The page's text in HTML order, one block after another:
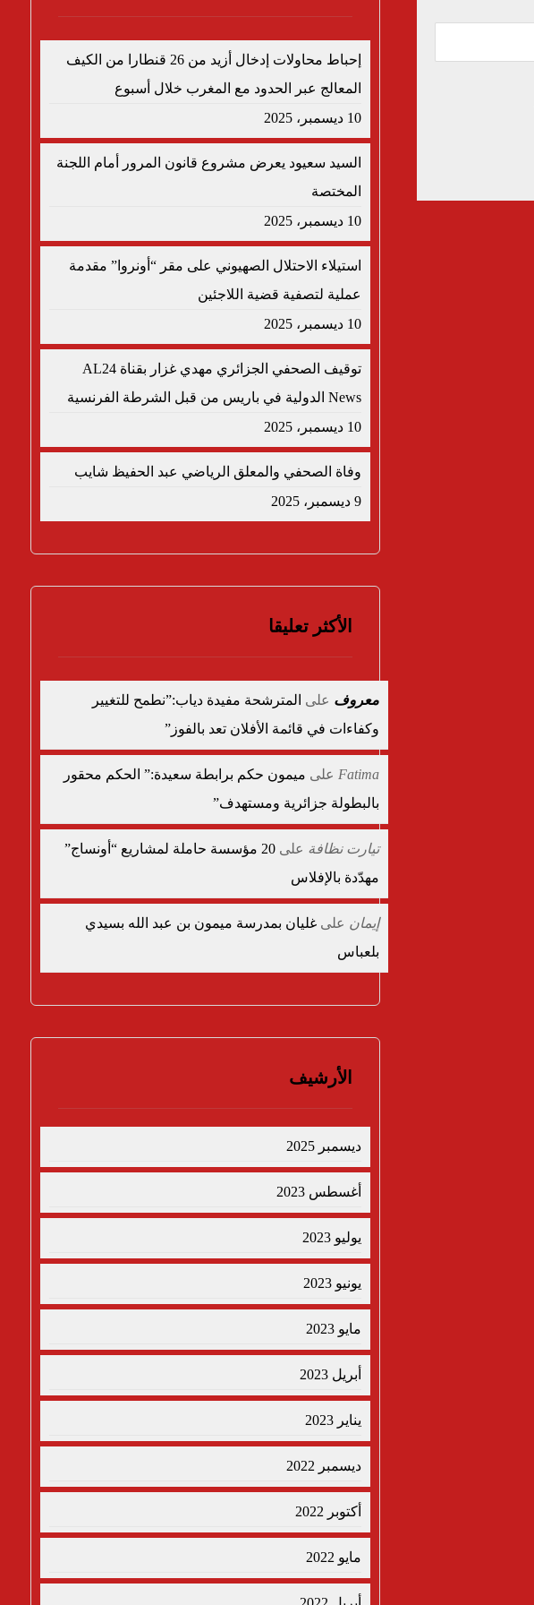
إحباط محاولات إدخال أزيد من 26 قنطارا من الكيف
المعالج عبر الحدود مع المغرب خلال أسبوع
10 ديسمبر، 2025
السيد سعيود يعرض مشروع قانون المرور أمام اللجنة
المختصة
10 ديسمبر، 2025
استيلاء الاحتلال الصهيوني على مقر “أونروا” مقدمة
عملية لتصفية قضية اللاجئين
10 ديسمبر، 2025
توقيف الصحفي الجزائري مهدي غزار بقناة AL24
News الدولية في باريس من قبل الشرطة الفرنسية
10 ديسمبر، 2025
وفاة الصحفي والمعلق الرياضي عبد الحفيظ شايب
9 ديسمبر، 2025
الأكثر تعليقا
معروف على المترشحة مفيدة دياب:”نطمح للتغيير
وكفاءات في قائمة الأفلان تعد بالفوز”
Fatima على ميمون حكم برابطة سعيدة:” الحكم محقور
بالبطولة جزائرية ومستهدف”
تيارت نظافة على
20 مؤسسة حاملة لمشاريع “أونساج”
مهدّدة بالإفلاس
إيمان على غليان بمدرسة ميمون بن عبد الله بسيدي
بلعباس
الأرشيف
ديسمبر 2025
أغسطس 2023
يوليو 2023
يونيو 2023
مايو 2023
أبريل 2023
يناير 2023
ديسمبر 2022
أكتوبر 2022
مايو 2022